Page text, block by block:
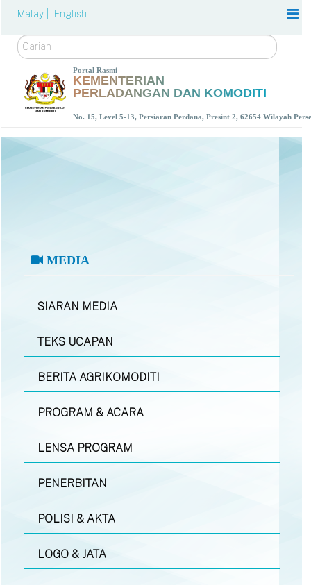
Malay | English
Carian
Portal Rasmi
KEMENTERIAN
PERLADANGAN DAN KOMODITI
No. 15, Level 5-13, Persiaran Perdana, Presint 2, 62654 Wilayah
MEDIA
SIARAN MEDIA
TEKS UCAPAN
BERITA AGRIKOMODITI
PROGRAM & ACARA
LENSA PROGRAM
PENERBITAN
POLISI & AKTA
LOGO & JATA